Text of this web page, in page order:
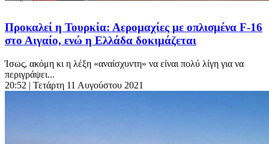
Προκαλεί η Τουρκία: Αερομαχίες με οπλισμένα F-16
στο Αιγαίο, ενώ η Ελλάδα δοκιμάζεται
Ίσως, ακόμη κι η λέξη «αναίσχυντη» να είναι πολύ λίγη για να
περιγράψει...
20:52 | Τετάρτη 11 Αυγούστου 2021